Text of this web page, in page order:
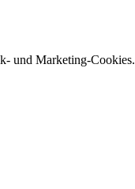
und Marketing-Cookies.